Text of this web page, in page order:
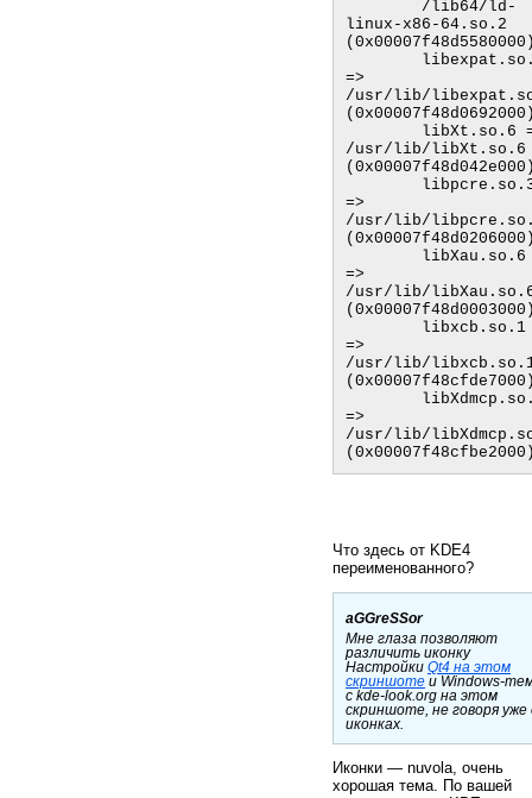
linux-x86-64.so.2
=>
/usr/lib/
/usr/lib/libXt.so.6
=>
/usr/lib/
=>
/usr/lib/
=>
/usr/lib/
=>
/usr/lib/
Что здесь от KDE4
переименованного?
aGGreSSor
Мне глаза позволяют
различить иконку
Настройки Qt4 на этом
скриншоте и Windows-
с kde-look.org на этом
скриншоте, не говоря уже
иконках.
Иконки — nuvola, очень
хорошая тема. По вашей